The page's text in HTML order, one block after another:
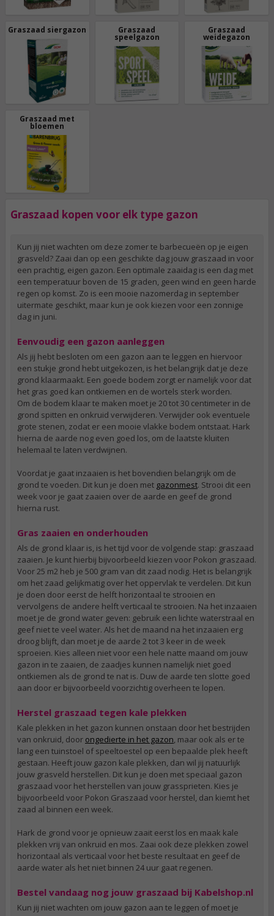
Graszaad siergazon Graszaad
speelgazon
Graszaad
weidegazon
Graszaad met
bloemen
Graszaad kopen voor elk type gazon
Kun jij niet wachten om deze zomer te barbecueën op je eigen
grasveld? Zaai dan op een geschikte dag jouw graszaad in voor
een prachtig, eigen gazon. Een optimale zaaidag is een dag met
een temperatuur boven de 15 graden, geen wind en geen harde
regen op komst. Zo is een mooie nazomerdag in september
uitermate geschikt, maar kun je ook kiezen voor een zonnige
dag in juni.
Eenvoudig een gazon aanleggen
Als jij hebt besloten om een gazon aan te leggen en hiervoor
een stukje grond hebt uitgekozen, is het belangrijk dat je deze
grond klaarmaakt. Een goede bodem zorgt er namelijk voor dat
het gras goed kan ontkiemen en de wortels sterk worden.
Om de bodem klaar te maken moet je 20 tot 30 centimeter in de
grond spitten en onkruid verwijderen. Verwijder ook eventuele
grote stenen, zodat er een mooie vlakke bodem ontstaat. Hark
hierna de aarde nog even goed los, om de laatste kluiten
helemaal te laten verdwijnen.
Voordat je gaat inzaaien is het bovendien belangrijk om de
grond te voeden. Dit kun je doen met gazonmest. Strooi dit een
week voor je gaat zaaien over de aarde en geef de grond
hierna rust.
Gras zaaien en onderhouden
Als de grond klaar is, is het tijd voor de volgende stap: graszaad
zaaien. Je kunt hierbij bijvoorbeeld kiezen voor Pokon graszaad.
Voor 25 m2 heb je 500 gram van dit zaad nodig. Het is belangrijk
om het zaad gelijkmatig over het oppervlak te verdelen. Dit kun
je doen door eerst de helft horizontaal te strooien en
vervolgens de andere helft verticaal te strooien. Na het inzaaien
moet je de grond water geven: gebruik een lichte waterstraal en
geef niet te veel water. Als het de maand na het inzaaien erg
droog blijft, dan moet je de aarde 2 tot 3 keer in de week
sproeien. Kies alleen niet voor een hele natte maand om jouw
gazon in te zaaien, de zaadjes kunnen namelijk niet goed
ontkiemen als de grond te nat is. Duw de aarde ten slotte goed
aan door er bijvoorbeeld voorzichtig overheen te lopen.
Herstel graszaad tegen kale plekken
Kale plekken in het gazon kunnen onstaan door het bestrijden
van onkruid, door ongedierte in het gazon, maar ook als er te
lang een tuinstoel of speeltoestel op een bepaalde plek heeft
gestaan. Heeft jouw gazon kale plekken, dan wil jij natuurlijk
jouw grasveld herstellen. Dit kun je doen met speciaal gazon
graszaad voor het herstellen van jouw grassprieten. Kies je
bijvoorbeeld voor Pokon Graszaad voor herstel, dan kiemt het
zaad al binnen een week.
Hark de grond voor je opnieuw zaait eerst los en maak kale
plekken vrij van onkruid en mos. Zaai ook deze plekken zowel
horizontaal als verticaal voor het beste resultaat en geef de
aarde water als het niet binnen 24 uur gaat regenen.
Bestel vandaag nog jouw graszaad bij Kabelshop.nl
Kun jij niet wachten om jouw gazon aan te leggen of moet je